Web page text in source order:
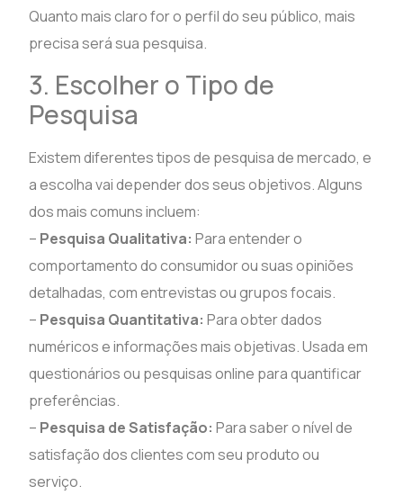
Quanto mais claro for o perfil do seu público, mais
precisa será sua pesquisa.
3. Escolher o Tipo de
Pesquisa
Existem diferentes tipos de pesquisa de mercado, e
a escolha vai depender dos seus objetivos. Alguns
dos mais comuns incluem:
– Pesquisa Qualitativa: Para entender o
comportamento do consumidor ou suas opiniões
detalhadas, com entrevistas ou grupos focais.
– Pesquisa Quantitativa: Para obter dados
numéricos e informações mais objetivas. Usada em
questionários ou pesquisas online para quantificar
preferências.
– Pesquisa de Satisfação: Para saber o nível de
satisfação dos clientes com seu produto ou
serviço.